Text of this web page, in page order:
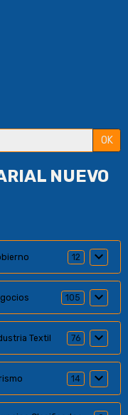
OK
NUEVO
12
105
Textil 76
14